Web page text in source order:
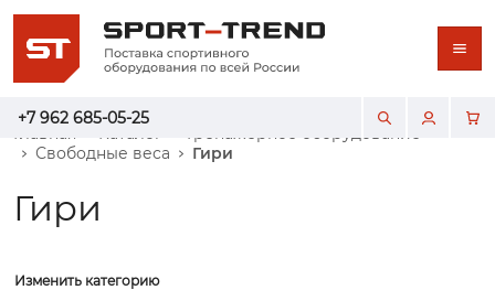
+7 962 685-05-25
Главная Каталог
Тренажерное оборудование
Свободные веса
Гири
Гири
Изменить категорию